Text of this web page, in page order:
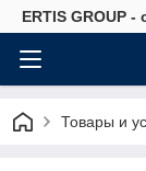
ERTIS GROUP
Товары и